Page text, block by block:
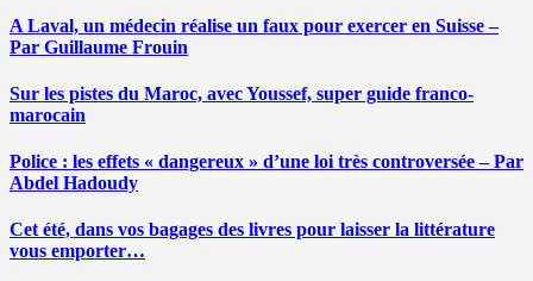
A Laval, un médecin réalise un faux pour exercer en Suisse –
Par Guillaume Frouin
Sur les pistes du Maroc, avec Youssef, super guide franco-
marocain
Police : les effets « dangereux » d’une loi très controversée – Par
Abdel Hadoudy
Cet été, dans vos bagages des livres pour laisser la littérature
vous emporter…